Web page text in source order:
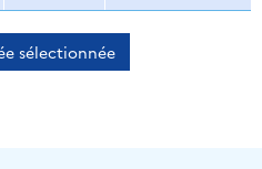
sélectionnée